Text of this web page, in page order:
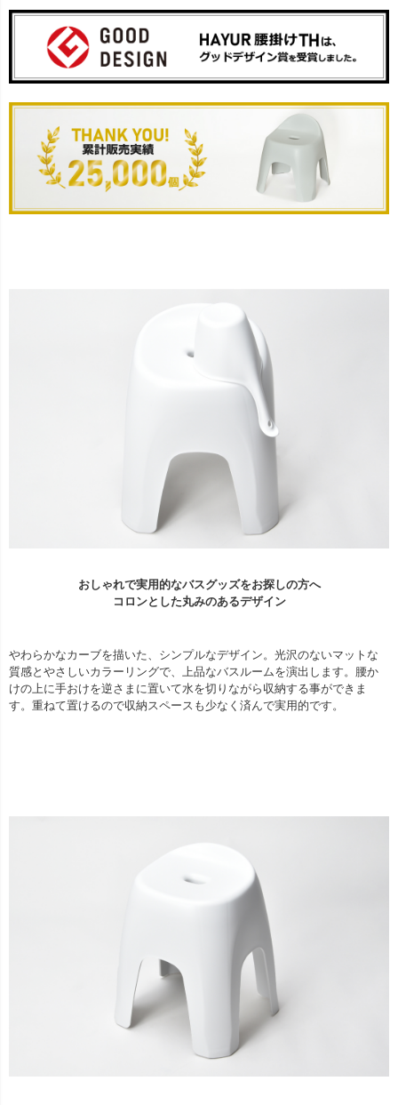
おしゃれで実用的なバスグッズをお探しの方へ
コロンとした丸みのあるデザイン
やわらかなカーブを描いた、シンプルなデザイン。光沢のないマットな
質感とやさしいカラーリングで、上品なバスルームを演出します。腰か
けの上に手おけを逆さまに置いて水を切りながら収納する事ができま
す。重ねて置けるので収納スペースも少なく済んで実用的です。